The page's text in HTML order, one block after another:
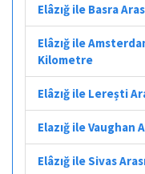
Elâzığ ile Basra
Elâzığ ile
Kilometre
Elâzığ ile Lerești
Elazığ ile Vaughan
Elâzığ ile Sivas